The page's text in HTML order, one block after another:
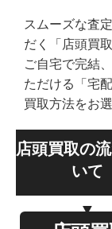
スムーズな査
だく「店頭買取
ご自宅で完結
ただける「宅
買取方法をお
店頭買取の
いて